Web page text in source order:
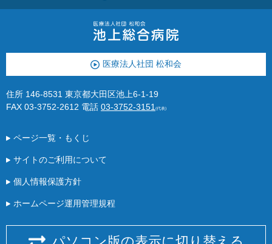
医療法人社団 松和会
住所 146-8531 東京都大田区池上6-1-19
FAX 03-3752-2612 電話 03-3752-3151(代表)
ページ一覧・もくじ
サイトのご利用について
個人情報保護方針
ホームページ運用管理規程